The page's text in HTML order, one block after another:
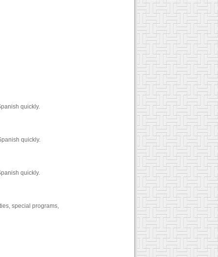
quickly.
quickly.
quickly.
special programs,